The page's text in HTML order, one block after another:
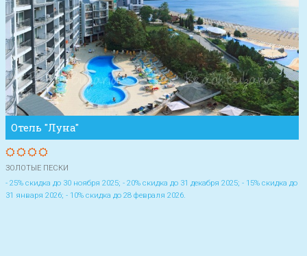
Отель "Луна"
ЗОЛОТЫЕ ПЕСКИ
- 25% скидка до 30 ноября 2025; - 20% скидка до 31 декабря 2025; - 15% скидка до
31 января 2026; - 10% скидка до 28 февраля 2026.